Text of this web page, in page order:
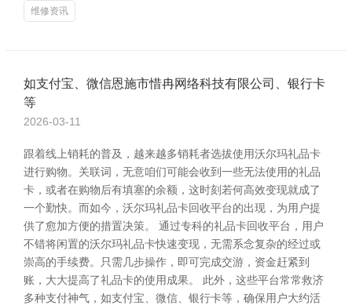
维修资讯
如支付宝、微信恩施市惜冉网络科技有限公司、银行卡
等
2026-03-11
跟着线上销耗的普及，越来越多销耗者选拔使用沃尔玛礼品卡
进行购物。关联词，无意咱们可能会收到一些无法使用的礼品
卡，或者在购物后有填塞的余额，这时刻若何高效变现就成了
一个勤快。而如今，沃尔玛礼品卡回收平台的出现，为用户提
供了愈加方便的措置决策。 通过专科的礼品卡回收平台，用户
不错将闲置的沃尔玛礼品卡快速变现，无需系念复杂的经过或
崇高的手续费。只需几步操作，即可完成交游，资金赶紧到
账，大大提高了礼品卡的使用成果。 此外，这些平台常常救济
多种支付神气，如支付宝、微信、银行卡等，确保用户大约活